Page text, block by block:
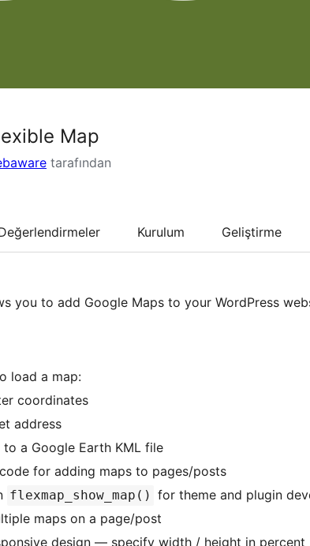
Map
tarafından
Kurulum Geliştirme
you to add Google Maps to your WordPress
load a map:
coordinates
address
to a Google Earth KML file
for adding maps to pages/posts
flexmap_show_map() for theme and plugin
maps on a page/post
design — specify width / height in percent